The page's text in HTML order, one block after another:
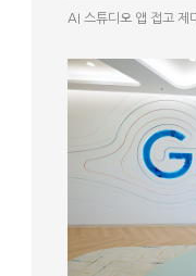
AI 스튜디오 앱 접고 제